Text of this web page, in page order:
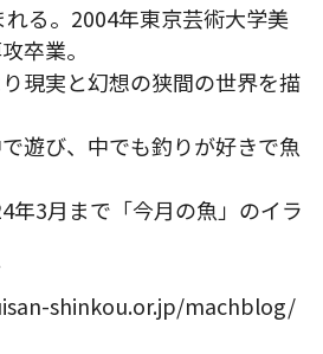
る。2004年東京芸術大学美
卒業。
現実と幻想の狭間の世界を描
遊び、中でも釣りが好きで魚
年3月まで「今月の魚」のイラ
shinkou.or.jp/machblog/